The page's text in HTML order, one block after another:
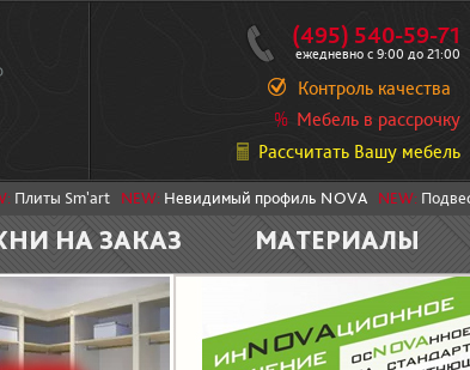
(495) 540-59-71
ежедневно с 9:00 до 21:00
Контроль качества
Мебель в рассрочку
Рассчитать Вашу мебель
Плиты Sm'art NEW: Невидимый профиль NOVA NEW:
НА ЗАКАЗ МАТЕРИАЛЫ